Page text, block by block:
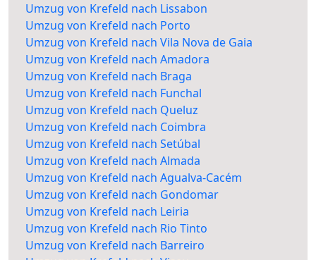
Umzug von Krefeld nach Lissabon
Umzug von Krefeld nach Porto
Umzug von Krefeld nach Vila Nova de Gaia
Umzug von Krefeld nach Amadora
Umzug von Krefeld nach Braga
Umzug von Krefeld nach Funchal
Umzug von Krefeld nach Queluz
Umzug von Krefeld nach Coimbra
Umzug von Krefeld nach Setúbal
Umzug von Krefeld nach Almada
Umzug von Krefeld nach Agualva-Cacém
Umzug von Krefeld nach Gondomar
Umzug von Krefeld nach Leiria
Umzug von Krefeld nach Rio Tinto
Umzug von Krefeld nach Barreiro